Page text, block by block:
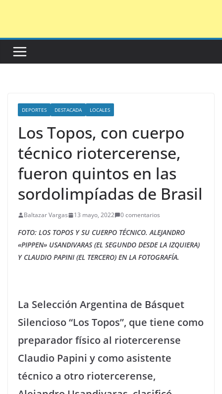
DEPORTES DESTACADA LOCALES
Los Topos, con cuerpo
técnico riotercerense,
fueron quintos en las
sordolimpíadas de Brasil
Baltazar Vargas 13 mayo, 2022 0 comentarios
FOTO: LOS TOPOS Y SU CUERPO TÉCNICO. ALEJANDRO
«PIPPEN» USANDIVARAS (EL SEGUNDO DESDE LA IZQUIERA)
Y CLAUDIO PAPINI (EL TERCERO) EN LA FOTOGRAFÍA.
La Selección Argentina de Básquet
Silencioso “Los Topos”, que tiene como
preparador físico al riotercerense
Claudio Papini y como asistente
técnico a otro riotercerense,